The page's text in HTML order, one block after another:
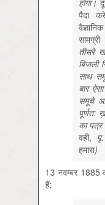
होगा।
पैदा
सामग्री
तीसरे
बिजली
साथ
बार
समूचे
पूर्णत:
का
वही,
हमारा)
13 नवम्बर 1885
हैं: